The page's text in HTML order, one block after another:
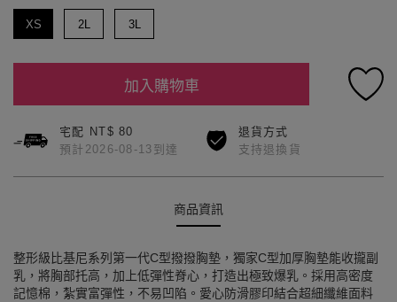
XS 2L 3L
加入購物車
宅配 NT$ 80
預計2026-08-13到達
退貨方式
支持退換貨
商品資訊
整形級比基尼系列第一代C型撥撥胸墊，獨家C型加厚胸墊能收攏副
乳，將胸部托高，加上低彈性脊心，打造出極致爆乳。採用高密度
記憶棉，紮實富彈性，不易凹陷。愛心防滑膠印結合超細纖維面料